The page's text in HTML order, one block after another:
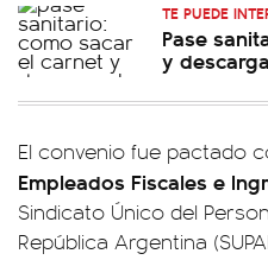
TE PUEDE
Pase
y
El convenio fue pactado
Empleados Fiscales e
Sindicato Único del
República Argentina